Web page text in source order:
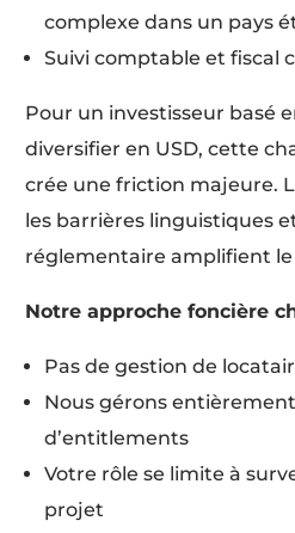
complexe dans un pays
Suivi comptable et fiscal
Pour un investisseur basé
diversifier en USD, cette
crée une friction majeure.
les barrières linguistiques
réglementaire amplifient le
Notre approche foncière
Pas de gestion de
Nous gérons
d’entitlements
Votre rôle se limite à
projet